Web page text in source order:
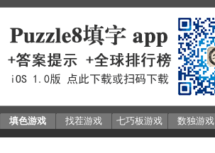
填色游戏 找茬游戏 七巧板游戏 数独游戏